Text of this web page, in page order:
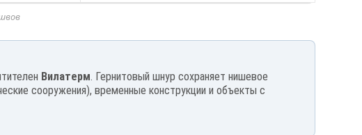
Вилатерм. Гернитовый шнур сохраняет нишевое
сооружения), временные конструкции и объекты с